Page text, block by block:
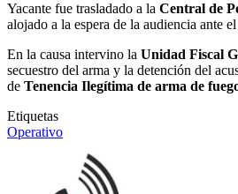
Yacante fue trasladado a la Central de
alojado a la espera de la audiencia ante
En la causa intervino la Unidad Fiscal
secuestro del arma y la detención del
de Tenencia Ilegítima de arma de
Etiquetas
Operativo